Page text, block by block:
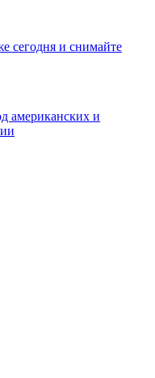
сегодня и снимайте
американских и